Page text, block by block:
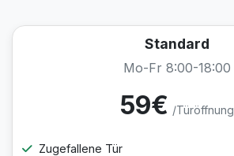
Standard
Mo-Fr 8:00-18:00
59€ /Türöffnung
Zugefallene Tür